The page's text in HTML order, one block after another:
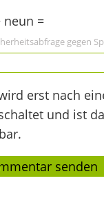
neun =
gegen
erst nach
und ist